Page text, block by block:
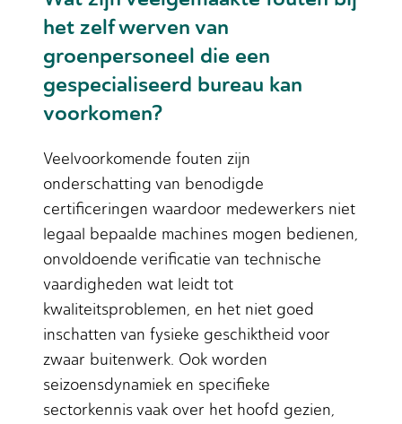
het zelf werven van
groenpersoneel die een
gespecialiseerd bureau kan
voorkomen?
Veelvoorkomende fouten zijn
onderschatting van benodigde
certificeringen waardoor medewerkers niet
legaal bepaalde machines mogen bedienen,
onvoldoende verificatie van technische
vaardigheden wat leidt tot
kwaliteitsproblemen, en het niet goed
inschatten van fysieke geschiktheid voor
zwaar buitenwerk. Ook worden
seizoensdynamiek en specifieke
sectorkennis vaak over het hoofd gezien,